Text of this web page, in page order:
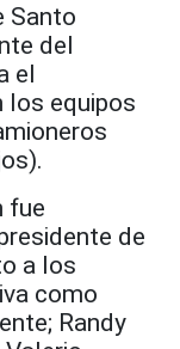
Santo
del
el
los equipos
fue
de
a los
como
Randy